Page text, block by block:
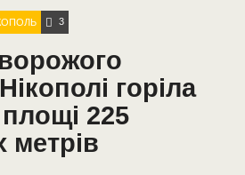
3
горіла
225
метрів